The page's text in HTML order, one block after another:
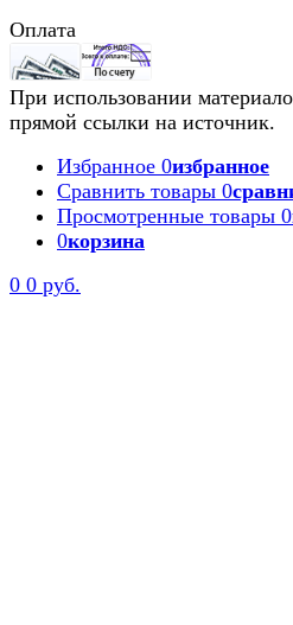
Оплата
При использовании
прямой ссылки на источник.
Избранное 0избранное
Сравнить товары 0
Просмотренные товары 0
0корзина
0 0 руб.